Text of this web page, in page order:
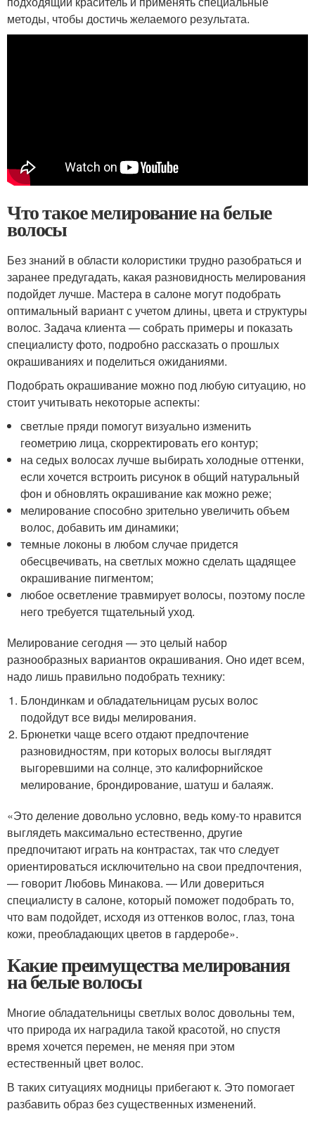
методы, чтобы достичь желаемого результата.
Что такое мелирование на белые
волосы
Без знаний в области колористики трудно разобраться и
заранее предугадать, какая разновидность мелирования
подойдет лучше. Мастера в салоне могут подобрать
оптимальный вариант с учетом длины, цвета и структуры
волос. Задача клиента — собрать примеры и показать
специалисту фото, подробно рассказать о прошлых
окрашиваниях и поделиться ожиданиями.
Подобрать окрашивание можно под любую ситуацию, но
стоит учитывать некоторые аспекты:
светлые пряди помогут визуально изменить
геометрию лица, скорректировать его контур;
на седых волосах лучше выбирать холодные оттенки,
если хочется встроить рисунок в общий натуральный
фон и обновлять окрашивание как можно реже;
мелирование способно зрительно увеличить объем
волос, добавить им динамики;
темные локоны в любом случае придется
обесцвечивать, на светлых можно сделать щадящее
окрашивание пигментом;
любое осветление травмирует волосы, поэтому после
него требуется тщательный уход.
Мелирование сегодня — это целый набор
разнообразных вариантов окрашивания. Оно идет всем,
надо лишь правильно подобрать технику:
Блондинкам и обладательницам русых волос
подойдут все виды мелирования.
Брюнетки чаще всего отдают предпочтение
разновидностям, при которых волосы выглядят
выгоревшими на солнце, это калифорнийское
мелирование, брондирование, шатуш и балаяж.
«Это деление довольно условно, ведь кому-то нравится
выглядеть максимально естественно, другие
предпочитают играть на контрастах, так что следует
ориентироваться исключительно на свои предпочтения,
— говорит Любовь Минакова. — Или довериться
специалисту в салоне, который поможет подобрать то,
что вам подойдет, исходя из оттенков волос, глаз, тона
кожи, преобладающих цветов в гардеробе».
Какие преимущества мелирования
на белые волосы
Многие обладательницы светлых волос довольны тем,
что природа их наградила такой красотой, но спустя
время хочется перемен, не меняя при этом
естественный цвет волос.
В таких ситуациях модницы прибегают к. Это помогает
разбавить образ без существенных изменений.